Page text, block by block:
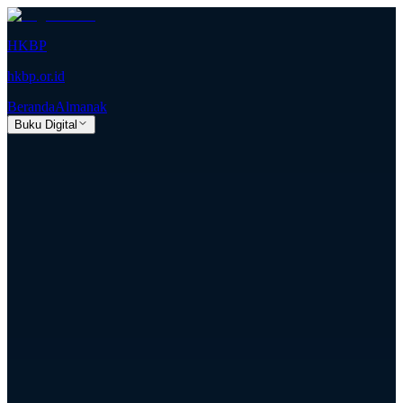
HKBP
hkbp.or.id
BerandaAlmanak
Buku Digital